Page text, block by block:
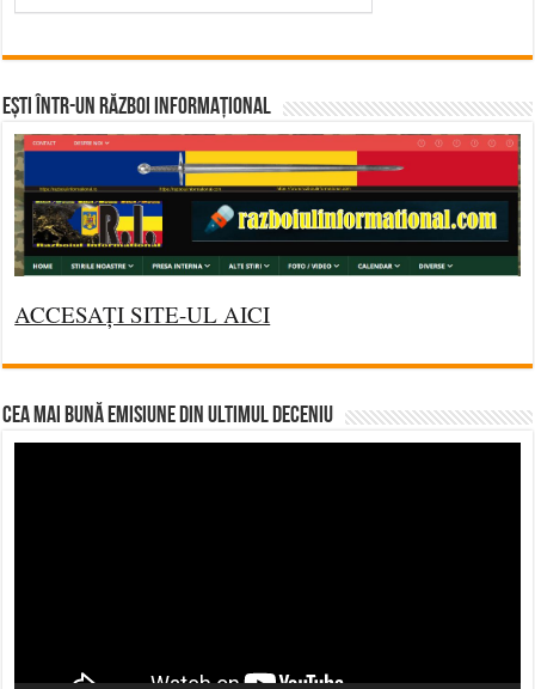
Ești într-un RĂZBOI INFORMAȚIONAL
ACCESAȚI SITE-UL AICI
CEA MAI BUNĂ EMISIUNE DIN ULTIMUL DECENIU